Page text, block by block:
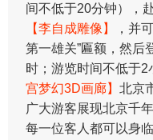
间不低于20分钟），
【李自成雕像】
，并
第一雄关”匾额，然后
时；游览时间不低于
宫梦幻3D画廊】 北京
广大游客展现北京千
每一位客人都可以身